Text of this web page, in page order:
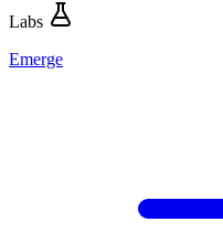
Labs
Emerge